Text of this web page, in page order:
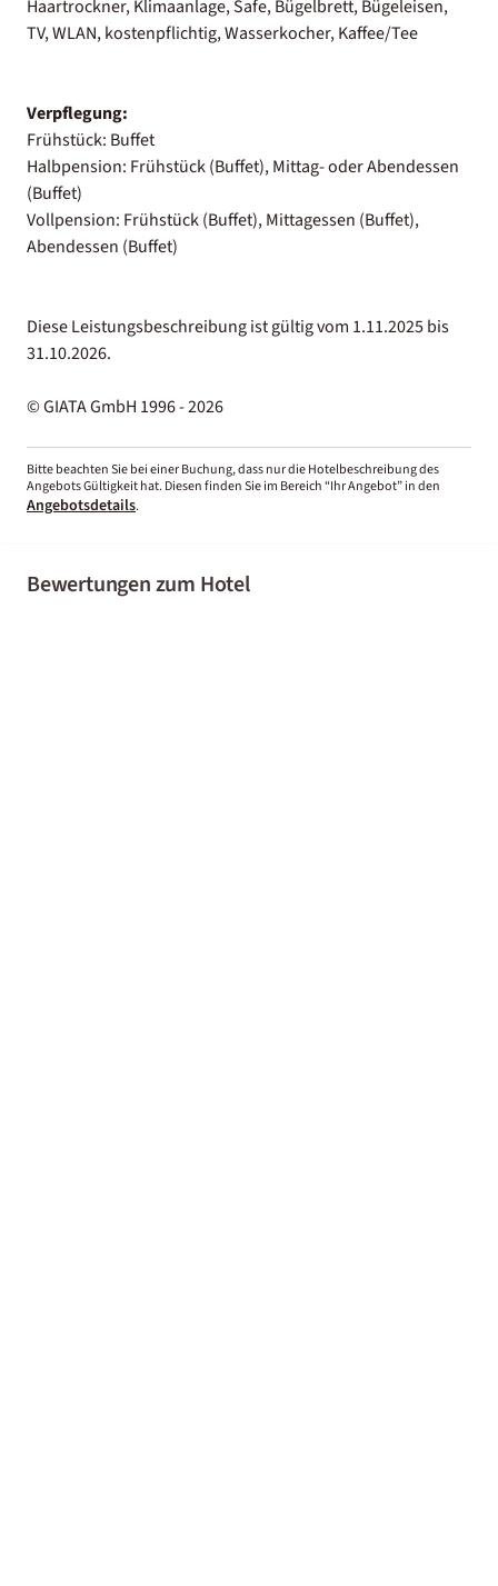
Haartrockner, Klimaanlage, Safe, Bügelbrett, Bügeleisen,
TV, WLAN, kostenpflichtig, Wasserkocher, Kaffee/Tee
Verpflegung:
Frühstück: Buffet
Halbpension: Frühstück (Buffet), Mittag- oder Abendessen
(Buffet)
Vollpension: Frühstück (Buffet), Mittagessen (Buffet),
Abendessen (Buffet)
Diese Leistungsbeschreibung ist gültig vom 1.11.2025 bis
31.10.2026.
© GIATA GmbH 1996 - 2026
Bitte beachten Sie bei einer Buchung, dass nur die Hotelbeschreibung des
Angebots Gültigkeit hat. Diesen finden Sie im Bereich “Ihr Angebot” in den
Angebotsdetails.
Bewertungen zum Hotel